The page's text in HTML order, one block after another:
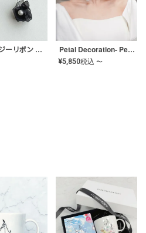
オーガンジーリボン バレリーナイヤリング&ピアス【Black】〈PV-COER-11〉 Petal Decoration- Pearl【JA-COER-3】
¥5,850税込 〜